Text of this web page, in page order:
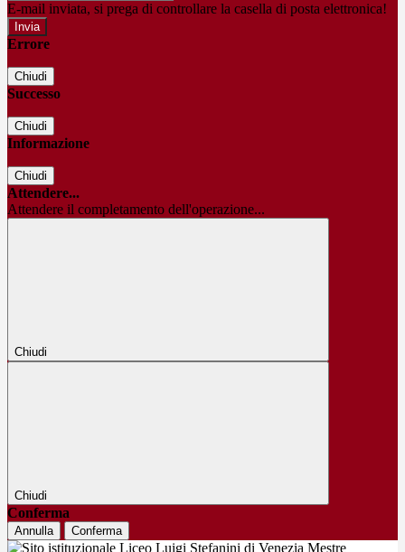
E-mail inviata, si prega di controllare la casella di posta elettronica!
Errore
Chiudi
Successo
Chiudi
Informazione
Chiudi
Attendere...
Attendere il completamento dell'operazione...
Chiudi
Chiudi
Conferma
Annulla Conferma